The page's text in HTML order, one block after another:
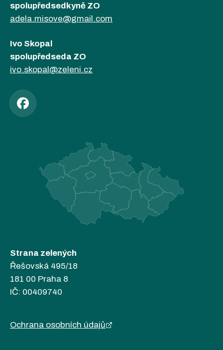
spolupředsedkyně ZO
adela.misove@gmail.com
Ivo Skopal
spolupředseda ZO
ivo.skopal@zeleni.cz
Strana zelených
Řešovská 495/18
181 00 Praha 8
IČ: 00409740
Ochrana osobních údajů